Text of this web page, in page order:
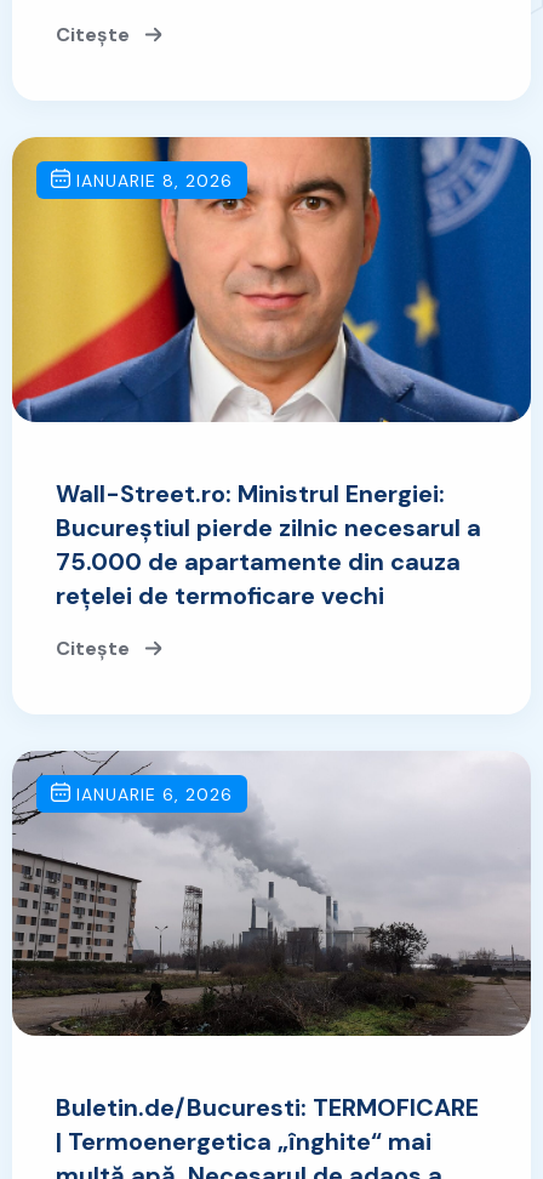
Citește
IANUARIE 8, 2026
Wall-Street.ro: Ministrul Energiei:
Bucureștiul pierde zilnic necesarul a
75.000 de apartamente din cauza
rețelei de termoficare vechi
Citește
IANUARIE 6, 2026
Buletin.de/Bucuresti: TERMOFICARE
| Termoenergetica „înghite“ mai